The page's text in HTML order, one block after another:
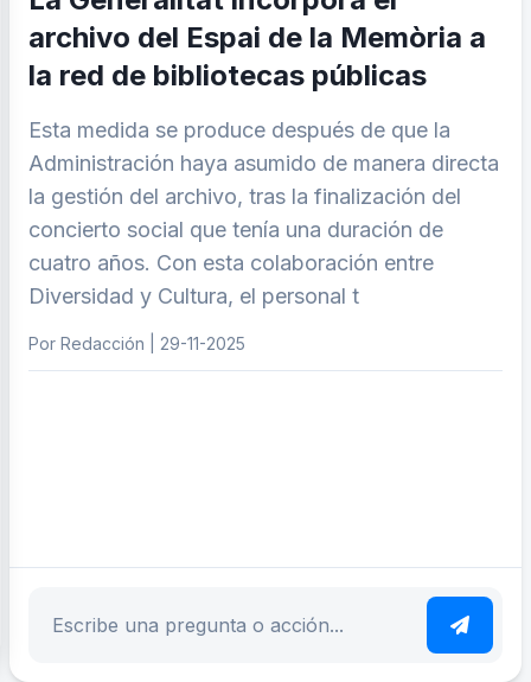
archivo del Espai de la Memòria a
la red de bibliotecas públicas
Esta medida se produce después de que la
Administración haya asumido de manera directa
la gestión del archivo, tras la finalización del
concierto social que tenía una duración de
cuatro años. Con esta colaboración entre
Diversidad y Cultura, el personal t
Por Redacción | 29-11-2025
Escribe tu pregunta